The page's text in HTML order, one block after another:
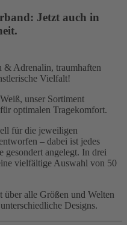
Jetzt auch in
& Adrenalin, traumhaften
Vielfalt!
unser Sortiment
optimalen Tragekomfort.
für die jeweiligen
– dabei ist jedes
gesondert angelegt. In drei
vielfältige Auswahl von 50
über alle Größen und Welten
Designs.